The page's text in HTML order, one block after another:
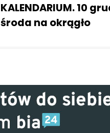
KALENDARIUM. 10
środa na okrągło